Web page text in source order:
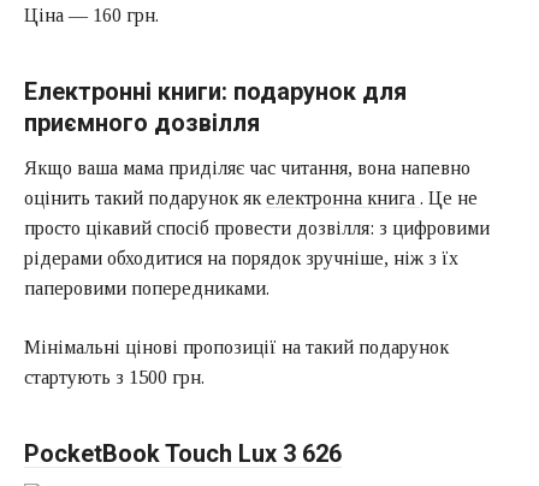
Ціна — 160 грн.
Електронні книги: подарунок для
приємного дозвілля
Якщо ваша мама приділяє час читання, вона напевно
оцінить такий подарунок як електронна книга . Це не
просто цікавий спосіб провести дозвілля: з цифровими
рідерами обходитися на порядок зручніше, ніж з їх
паперовими попередниками.
Мінімальні цінові пропозиції на такий подарунок
стартують з 1500 грн.
PocketBook Touch Lux 3 626